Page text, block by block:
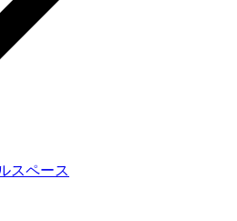
スペース